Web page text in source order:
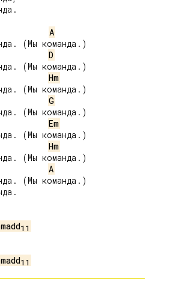
A
(Мы команда.)
D
(Мы команда.)
Hm
(Мы команда.)
G
(Мы команда.)
Em
(Мы команда.)
Hm
(Мы команда.)
A
(Мы команда.)
11
11